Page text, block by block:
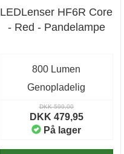
LEDLenser HF6R Core
- Red - Pandelampe
800 Lumen
Genopladelig
DKK 599,00
DKK 479,95
På lager